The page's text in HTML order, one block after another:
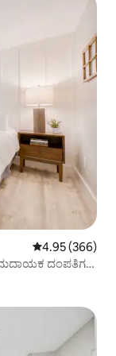
5 ರಲ್ಲಿ 4.95
4.95 (366)
ದಂಪತಿಗಳ